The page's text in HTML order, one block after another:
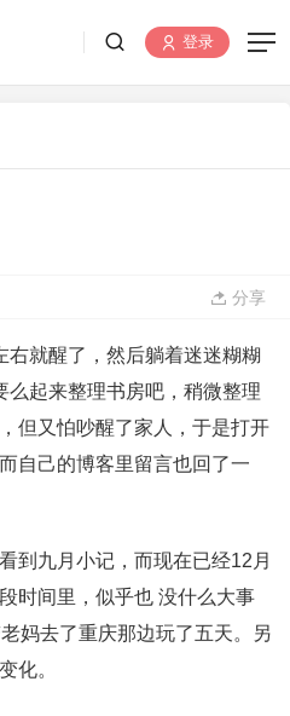
登录
分享
右就醒了，然后躺着迷迷糊糊
么起来整理书房吧，稍微整理
但又怕吵醒了家人，于是打开
自己的博客里留言也回了一
到九月小记，而现在已经12月
时间里，似乎也 没什么大事
妈去了重庆那边玩了五天。另
化。